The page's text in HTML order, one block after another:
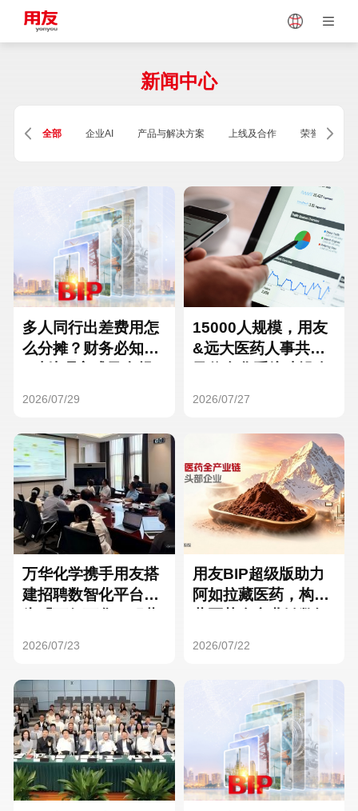
Vietnam
Singapore Malaysia
Thailand
Turkey
Hungary Mexico
Hong Kong Macau
新闻中心
全部 企业AI 产品与解决方案 上线及合作 荣誉及资质
多人同行出差费用怎
么分摊？财务必知的
2026/07/29
15000人规模，用友
&远大医药人事共享
2026/07/27
万华化学携手用友搭
建招聘数智化平台，
2026/07/23
用友BIP超级版助力
阿如拉藏医药，构建
2026/07/22